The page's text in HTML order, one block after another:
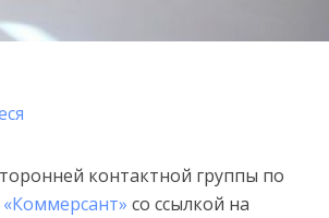
контактной группы по
«Коммерсант» со ссылкой на